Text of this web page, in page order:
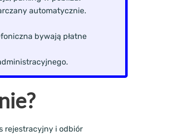
automatycznie.
bywają płatne
rejestracyjny i odbiór